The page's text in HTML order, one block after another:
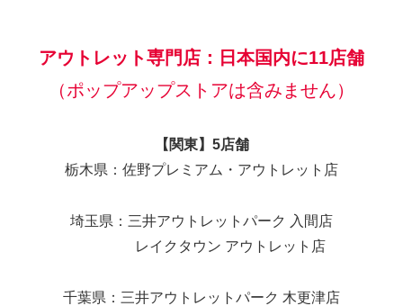
アウトレット専門店：日本国内に11店舗
（ポップアップストアは含みません）
【関東】5店舗
栃木県：佐野プレミアム・アウトレット店
埼玉県：三井アウトレットパーク 入間店
レイクタウン アウトレット店
千葉県：三井アウトレットパーク 木更津店